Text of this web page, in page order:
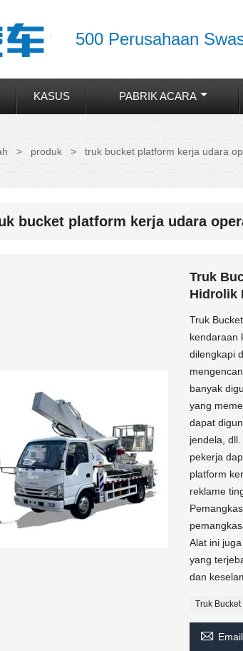
500 Perusahaan
KASUS PABRIK ACARA
> produk > truk bucket platform kerja udara
bucket platform kerja udara
Truk
Hidrolik
Truk
kendaraan
dilengkapi
banyak
yang
dapat
jendela,
pekerja
platform
reklame
Alat ini
yang
dan
Truk
 Email